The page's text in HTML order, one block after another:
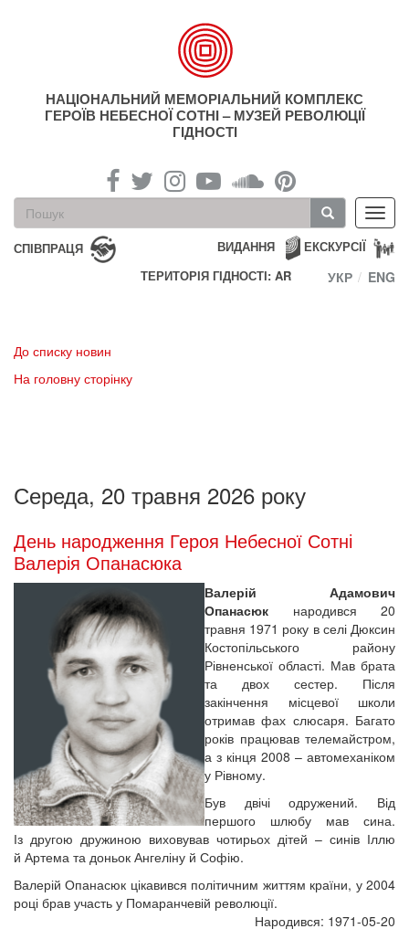
НАЦІОНАЛЬНИЙ МЕМОРІАЛЬНИЙ КОМПЛЕКС
ГЕРОЇВ НЕБЕСНОЇ СОТНІ – МУЗЕЙ РЕВОЛЮЦІЇ
ГІДНОСТІ
Пошукова
форма
Пошук
СПІВПРАЦЯ ЕКСКУРСІЇ
ВИДАННЯ
ТЕРИТОРІЯ ГІДНОСТІ: AR
УКР ENG
До списку новин
На головну сторінку
Середа, 20 травня 2026 року
День народження Героя Небесної Сотні
Валерія Опанасюка
Валерій Адамович
Опанасюк народився 20
травня 1971 року в селі Дюксин
Костопільського району
Рівненської області. Мав брата
та двох сестер. Після
закінчення місцевої школи
отримав фах слюсаря. Багато
років працював телемайстром,
а з кінця 2008 – автомеханіком
у Рівному.
Був двічі одружений. Від
першого шлюбу мав сина.
Із другою дружиною виховував чотирьох дітей – синів Іллю
й Артема та доньок Ангеліну й Софію.
Валерій Опанасюк цікавився політичним життям країни, у 2004
році брав участь у Помаранчевій революції.
Народився: 1971-05-20